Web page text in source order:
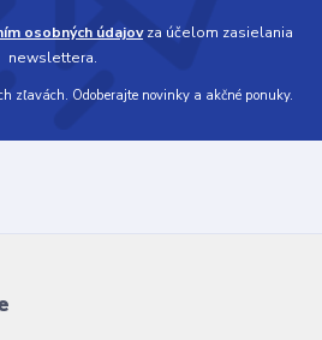
osobných údajovza účelom zasielania
newslettera.
zľavách. Odoberajte novinky a akčné ponuky.